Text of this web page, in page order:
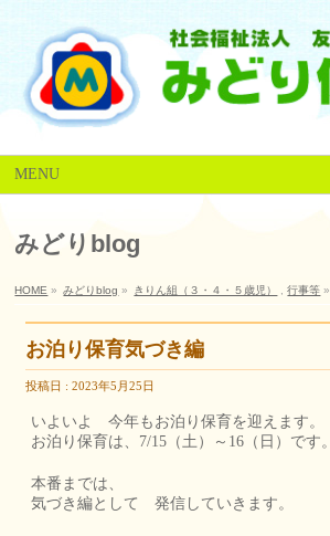
MENU
みどりblog
HOME » みどりblog » きりん組（３・４・５歳児） ,行事等 »
お泊り保育気づき編
投稿日 : 2023年5月25日
いよいよ 今年もお泊り保育を迎えます。
お泊り保育は、7/15（土）～16（日）です。
本番までは、
気づき編として 発信していきます。